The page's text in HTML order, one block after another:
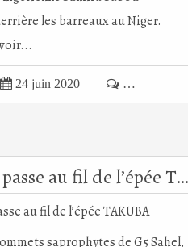
les barreaux au Niger.
 24 juin 2020  …
G5 sahel passe au fil de l’épée TAKUBA
saprophytes de G5 Sahel,